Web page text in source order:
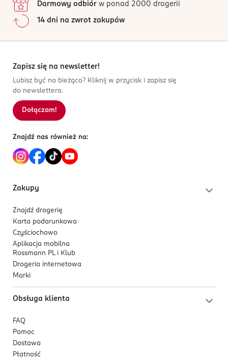
Darmowy odbiór w ponad 2000 drogerii
14 dni na zwrot zakupów
Zapisz się na newsletter!
Lubisz być na bieżąco? Kliknij w przycisk i zapisz się
do newslettera.
Dołączam!
Znajdź nas również na:
Zakupy
Znajdź drogerię
Karta podarunkowa
Czyściochowo
Aplikacja mobilna
Rossmann PL i Klub
Drogeria internetowa
Marki
Obsługa klienta
FAQ
Pomoc
Dostawa
Płatność